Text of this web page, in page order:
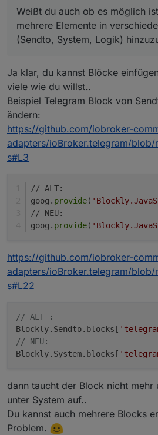
Weißt du auch ob es möglich
mehrere Elemente in
(Sendto, System, Logik)
Ja klar, du kannst Blöcke
viele wie du willst..
Beispiel Telegram Block von
ändern:
https://github.com/iobroker-
adapters/ioBroker.telegram/
s#L3
// ALT:
goog. provide(
// NEU:
goog. provide(
https://github.com/iobroker-
adapters/ioBroker.telegram/
s#L22
// ALT :
Blockly.Sendto.blocks[
// NEU:
Blockly.System.blocks[
dann taucht der Block nicht mehr
unter System auf..
Du kannst auch mehrere Blocks
Problem.